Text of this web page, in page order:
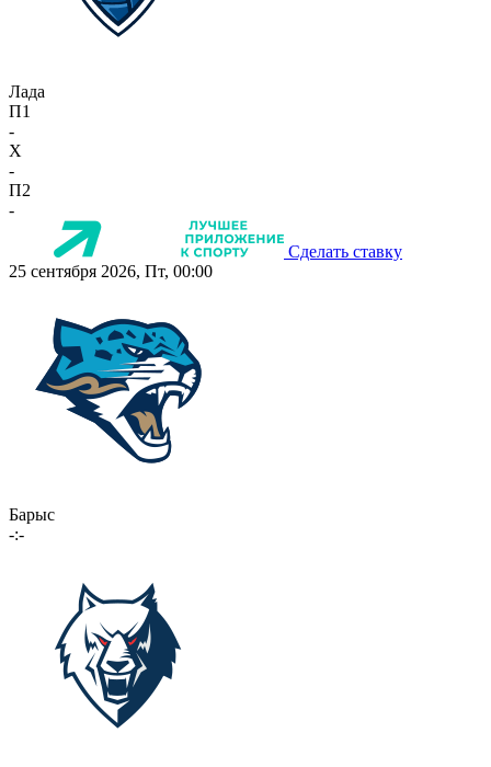
Лада
П1
-
X
-
П2
-
Сделать ставку
25 сентября 2026, Пт, 00:00
Барыс
-:-